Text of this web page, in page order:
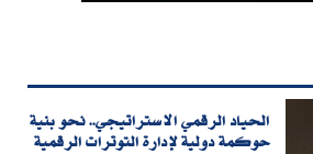
الحياد الرقمي الاستراتيجي.. نحو بنية
حوكمة دولية لإدارة التوترات الرقمية